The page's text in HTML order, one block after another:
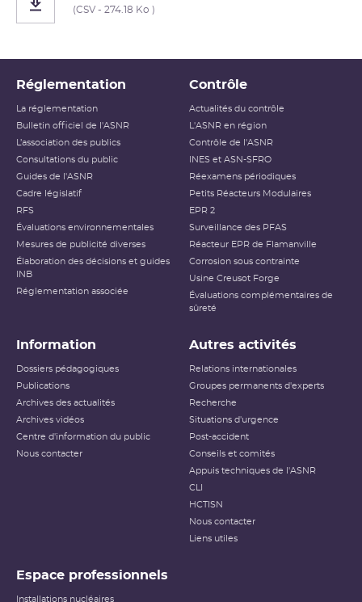
(CSV - 274.18 Ko )
Réglementation
La réglementation
Bulletin officiel de l'ASNR
L’association des publics
Consultations du public
Guides de l'ASNR
Cadre législatif
RFS
Évaluations environnementales
Mesures de publicité diverses
Élaboration des décisions et guides
INB
Réglementation associée
Contrôle
Actualités du contrôle
L'ASNR en région
Contrôle de l'ASNR
INES et ASN-SFRO
Réexamens périodiques
Petits Réacteurs Modulaires
EPR 2
Surveillance des PFAS
Réacteur EPR de Flamanville
Corrosion sous contrainte
Usine Creusot Forge
Évaluations complémentaires de
sûreté
Information
Dossiers pédagogiques
Publications
Archives des actualités
Archives vidéos
Centre d'information du public
Nous contacter
Autres activités
Relations internationales
Groupes permanents d'experts
Recherche
Situations d'urgence
Post-accident
Conseils et comités
Appuis techniques de l'ASNR
CLI
HCTISN
Nous contacter
Liens utiles
Espace professionnels
Installations nucléaires